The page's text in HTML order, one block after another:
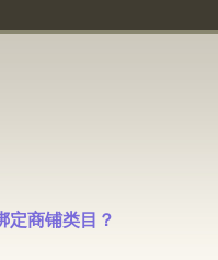
定商铺类目？